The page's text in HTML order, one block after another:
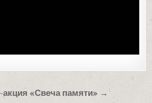
«Свеча памяти» →